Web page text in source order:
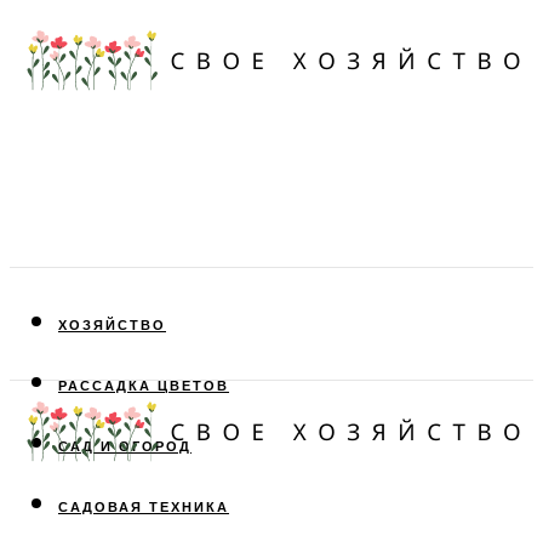
ХОЗЯЙСТВО
РАССАДКА ЦВЕТОВ
САД И ОГОРОД
САДОВАЯ ТЕХНИКА